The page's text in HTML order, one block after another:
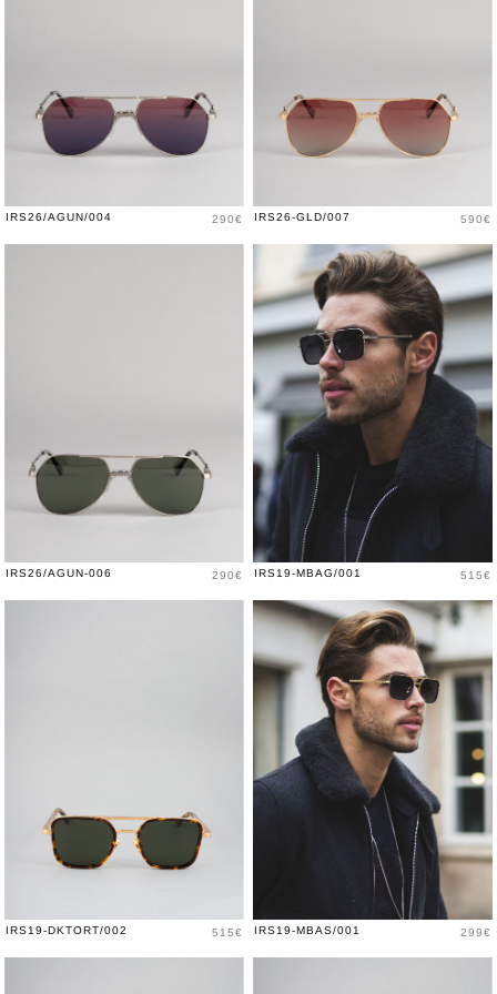
IRS26/AGUN/004 Price
290€ IRS26-GLD/007 Price
590€
IRS26/AGUN-006 Price
290€ IRS19-MBAG/001 Price
515€
IRS19-DKTORT/002 Price
515€ IRS19-MBAS/001 Price
299€